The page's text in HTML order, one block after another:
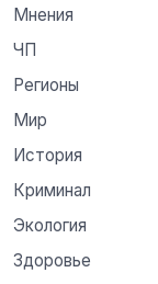
Мнения
ЧП
Регионы
Мир
История
Криминал
Экология
Здоровье